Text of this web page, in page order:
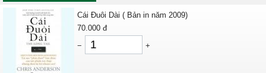
Cái Đuôi Dài ( Bản in năm 2009)
70.000 đ
−
+